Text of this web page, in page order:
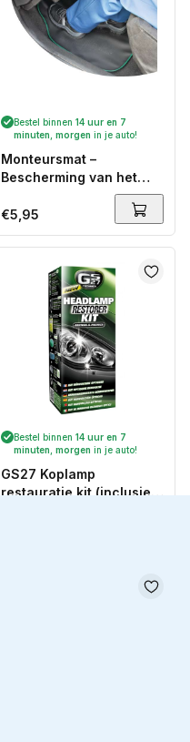
Bestel binnen 14 uur en 7
minuten morgen in je auto!
Monteursmat –
Bescherming van het
onderhoud
Normale
prijs
€5,95
Bestel binnen 14 uur en 7
minuten morgen in je auto!
GS27 Koplamp
restauratie kit (inclusief